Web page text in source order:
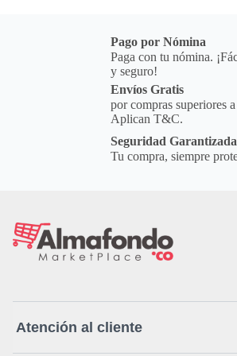
Pago por Nómina
Paga con tu nómina.
y seguro!
Envíos Gratis
por compras superiores
Aplican T&C.
Seguridad Garantizada
Tu compra, siempre
Atención al cliente